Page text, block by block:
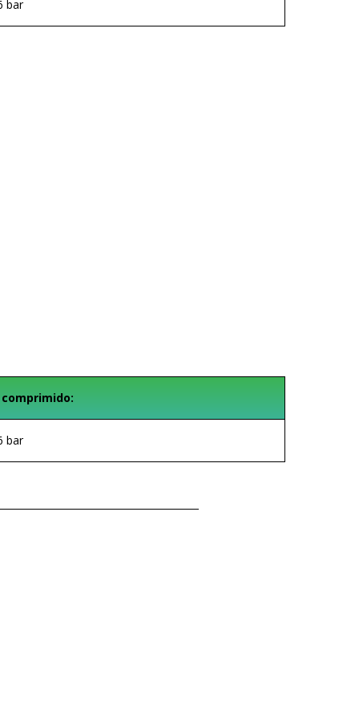
bar
bar